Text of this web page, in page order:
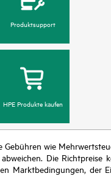
Produktsupport
HPE Produkte kaufen
wie
Die Richtpreise
Marktbedingungen, der